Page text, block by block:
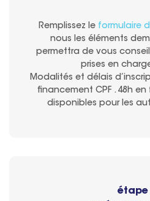
Remplissez le formulaire
nous les éléments
permettra de vous
prises en
Modalités et délais
financement CPF . 48h
disponibles pour les
étape